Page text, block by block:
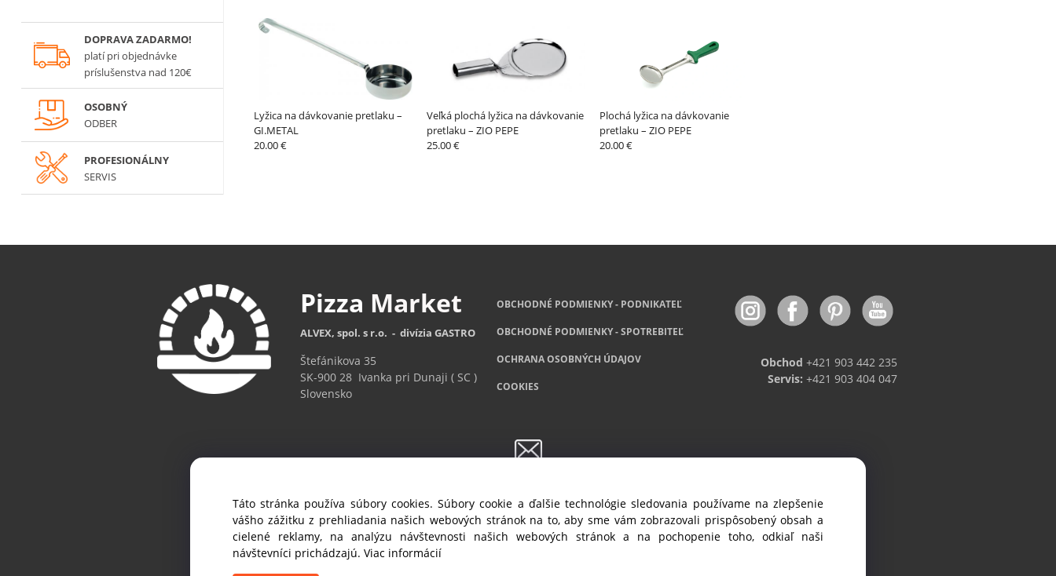
DOPRAVA ZADARMO!
platípri objednávke
príslušenstva nad 120€
OSOBNÝ
ODBER
PROFESIONÁLNY
SERVIS
Lyžica na dávkovanie pretlaku –
GI.METAL
20.00 €
Veľká plochá lyžica na dávkovanie
pretlaku – ZIO PEPE
25.00 €
Plochá lyžica na dávkovanie
pretlaku – ZIO PEPE
20.00 €
Pizza Market
ALVEX, spol. s r.o. - divízia GASTRO
Štefánikova 35
SK-900 28 Ivanka pri Dunaji ( SC )
Slovensko
OBCHODNÉ PODMIENKY - PODNIKATEĽ
OBCHODNÉ PODMIENKY - SPOTREBITEĽ
OCHRANA OSOBNÝCH ÚDAJOV
COOKIES
Obchod +421 903 442 235
Servis: +421 903 404 047
Ak chcete byť informovaný o akciách a novinkách, prihláste sa na odber noviniek.
Prihlásiť sa Odhlásiť sa
Táto stránka používa súbory cookies. Súbory cookie a ďalšie technológie sledovania používame na zlepšenie
vášho zážitku z prehliadania našich webových stránok na to, aby sme vám zobrazovali prispôsobený obsah a
cielené reklamy, na analýzu návštevnosti našich webových stránok a na pochopenie toho, odkiaľ naši
návštevníci prichádzajú. Viac informácií